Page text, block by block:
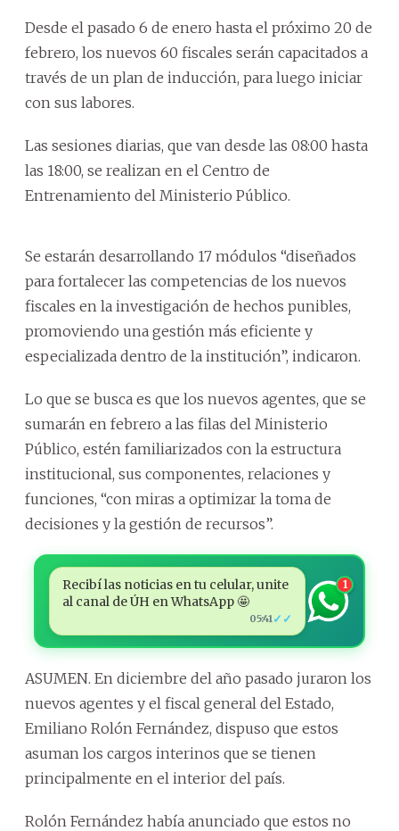
Desde el pasado 6 de enero hasta el próximo 20 de
febrero, los nuevos 60 fiscales serán capacitados a
través de un plan de inducción, para luego iniciar
con sus labores.
Las sesiones diarias, que van desde las 08:00 hasta
las 18:00, se realizan en el Centro de
Entrenamiento del Ministerio Público.
Se estarán desarrollando 17 módulos “diseñados
para fortalecer las competencias de los nuevos
fiscales en la investigación de hechos punibles,
promoviendo una gestión más eficiente y
especializada dentro de la institución”, indicaron.
Lo que se busca es que los nuevos agentes, que se
sumarán en febrero a las filas del Ministerio
Público, estén familiarizados con la estructura
institucional, sus componentes, relaciones y
funciones, “con miras a optimizar la toma de
decisiones y la gestión de recursos”.
Recibí las noticias en tu celular, unite
al canal de ÚH en WhatsApp 🤩
05:41✓✓
1
ASUMEN. En diciembre del año pasado juraron los
nuevos agentes y el fiscal general del Estado,
Emiliano Rolón Fernández, dispuso que estos
asuman los cargos interinos que se tienen
principalmente en el interior del país.
Rolón Fernández había anunciado que estos no